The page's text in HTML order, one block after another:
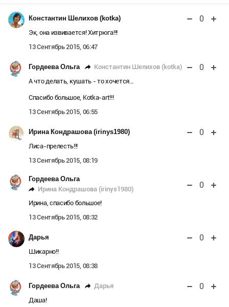
Константин Шелихов (kotka) 0
Эк, она извивается! Хитрюга!!!
13 Сентябрь 2015, 06:47
Гордеева Ольга Константин Шелихов (kotka) 0
А что делать, кушать - то хочется...
Спасибо большое, Kotka-art!!!
13 Сентябрь 2015, 06:55
Ирина Кондрашова (irinys1980) 0
Лиса-прелесть!!!
13 Сентябрь 2015, 08:19
Гордеева Ольга
Ирина Кондрашова (irinys1980)
0
Ирина, спасибо большое!
13 Сентябрь 2015, 08:32
Дарья 0
Шикарно!!
13 Сентябрь 2015, 08:38
Гордеева Ольга Дарья 0
Даша!